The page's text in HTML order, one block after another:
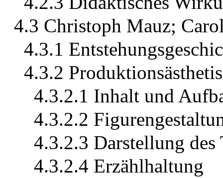
4.3 Christoph Mauz;
4.3.1
4.3.2
4.3.2.1 Inhalt und
4.3.2.2
4.3.2.3 Darstellung des
4.3.2.4 Erzählhaltung